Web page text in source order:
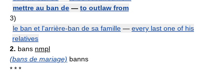
mettre au ban de — to outlaw from
3)
le ban et l'arrière-ban de sa famille — every last one of his
relatives
2. bans nmpl
(bans de mariage) banns
* * *